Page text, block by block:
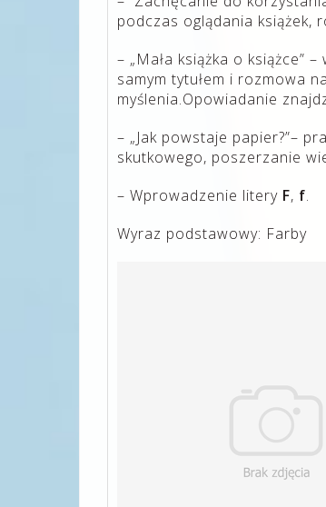
podczas oglądania książek,
– „Mała książka o książce”
samym tytułem i rozmowa
myślenia.Opowiadanie
– „Jak powstaje papier?”–
skutkowego, poszerzanie
– Wprowadzenie litery F, f.
Wyraz podstawowy: Farby